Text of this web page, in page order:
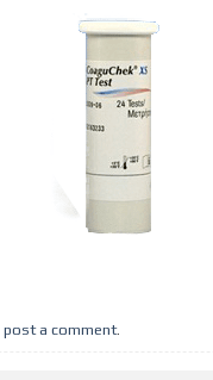
post a comment.